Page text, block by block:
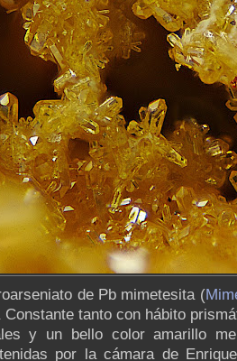
de Pb mimetesita (
tanto con hábito
y un bello color amarillo
por la cámara de